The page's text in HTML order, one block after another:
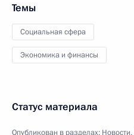
Темы
Социальная сфера
Экономика и финансы
Статус материала
Опубликован в разделах: Новости,